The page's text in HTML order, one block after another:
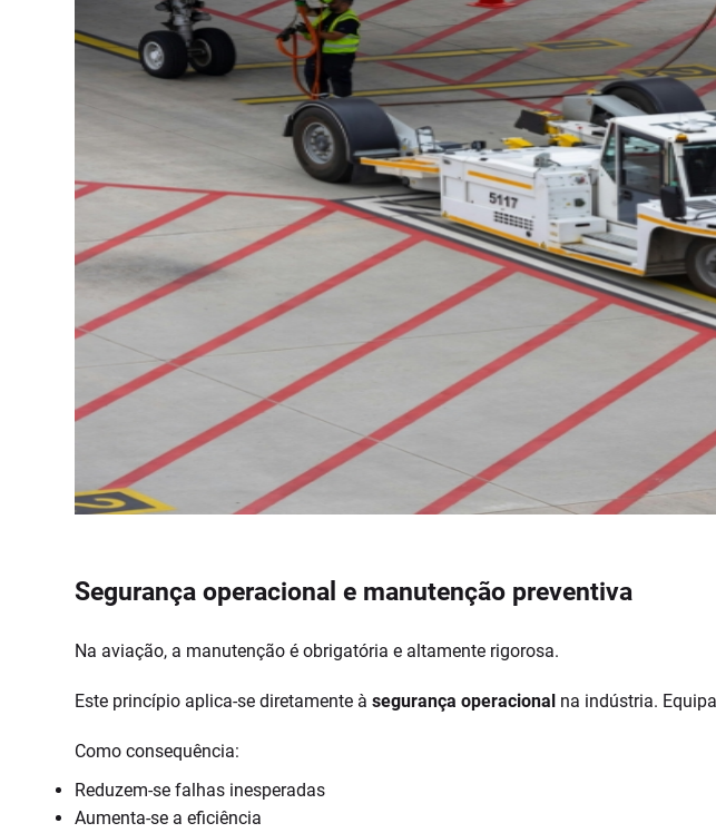
Segurança operacional e manutenção preventiva
Na aviação, a manutenção é obrigatória e altamente rigorosa.
Este princípio aplica-se diretamente àsegurança operacional na indústria.
Como consequência:
Reduzem-se falhas inesperadas
Aumenta-se a eficiência